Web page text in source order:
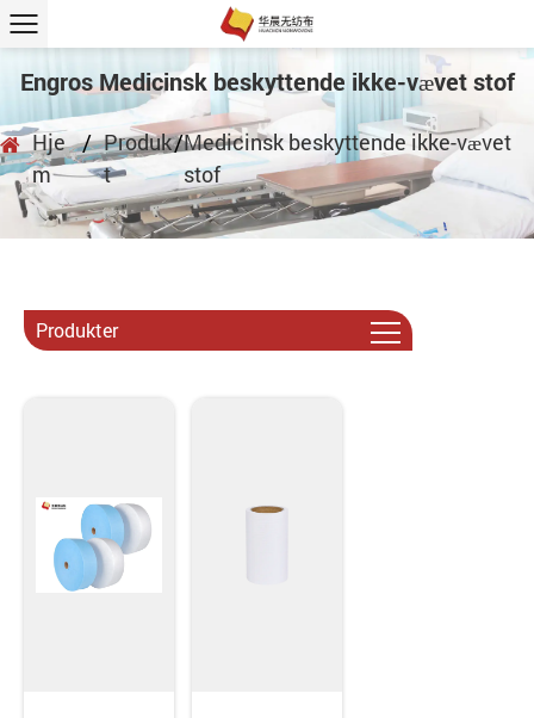
Engros Medicinsk beskyttende ikke-vævet stof
Hje
m
/ Produk
t
/Medicinsk beskyttende ikke-vævet
stof
Produkter